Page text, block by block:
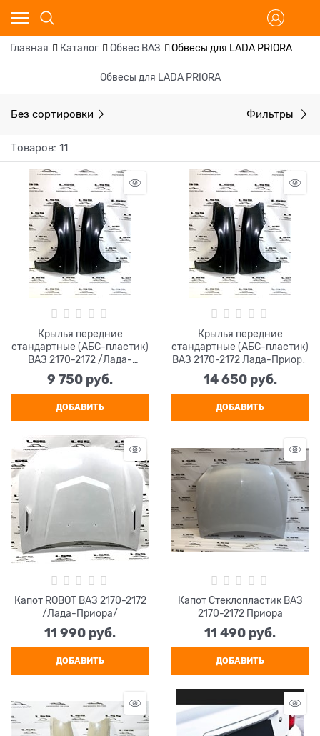
Главная Каталог Обвес ВАЗ Обвесы для LADA PRIORA
Обвесы для LADA PRIORA
Без сортировки Фильтры
Товаров: 11
Крылья передние
стандартные (АБС-пластик)
ВАЗ 2170-2172 /Лада-
Приора/ (2 штуки)
9 750 руб.
ДОБАВИТЬ
Крылья передние
стандартные (АБС-пластик)
ВАЗ 2170-2172 Лада-Приора
Комплект 2 (шт),
окрашенные
14 650 руб.
ДОБАВИТЬ
Капот ROBOT ВАЗ 2170-2172
/Лада-Приора/
11 990 руб.
ДОБАВИТЬ
Капот Стеклопластик ВАЗ
2170-2172 Приора
11 490 руб.
ДОБАВИТЬ